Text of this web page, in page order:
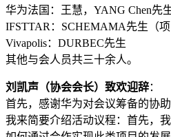
华为法国：王慧，YANG Chen先
IFSTTAR：SCHEMAMA先生（项
Vivapolis：DURBEC先生
其他与会人员共三十余人。
刘凯声（协会会长）致欢迎辞：
首先，感谢华为对会议筹备的协
我来简要介绍活动议程：首先，